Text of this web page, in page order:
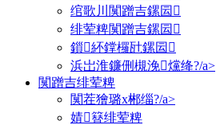
绾歌川闃蹭吉鏍囩
绯荤粺闃蹭吉鏍囩
鎻紑鐣欏瓧鏍囩
浜岀淮鐮侀槻浼爣绛?/a>
闃蹭吉绯荤粺
闃茬獪璐х郴缁?/a>
婧簮绯荤粺